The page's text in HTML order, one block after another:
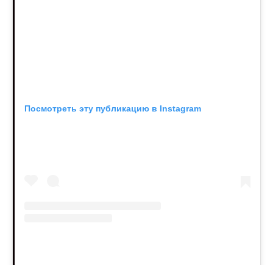
Посмотреть эту публикацию в Instagram